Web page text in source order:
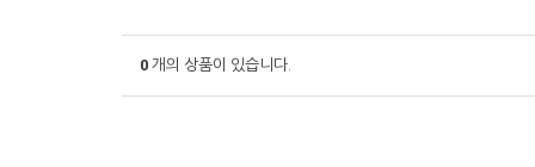
0 개의 상품이 있습니다.